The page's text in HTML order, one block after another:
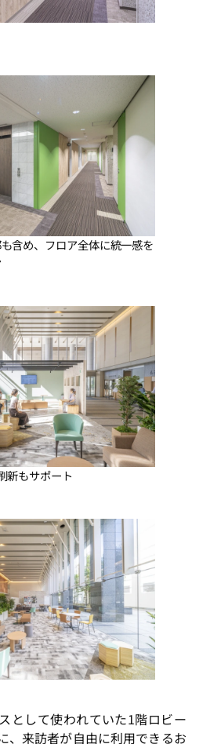
含め、フロア全体に統一感を
新もサポート
として使われていた1階ロビー
、来訪者が自由に利用できるお